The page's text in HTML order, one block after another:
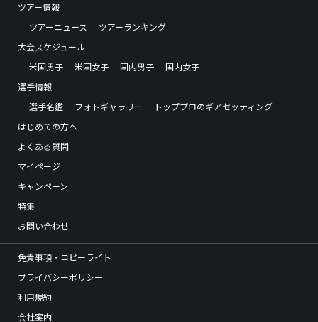
ツアー情報
ツアーニュース
ツアーランキング
大会スケジュール
米国男子
米国女子 国内男子
国内女子
選手情報
選手名鑑
フォトギャラリー
トッププロのギアセッティング
はじめての方へ
よくある質問
マイページ
キャンペーン
特集
お問い合わせ
免責事項・コピーライト
プライバシーポリシー
利用規約
会社案内